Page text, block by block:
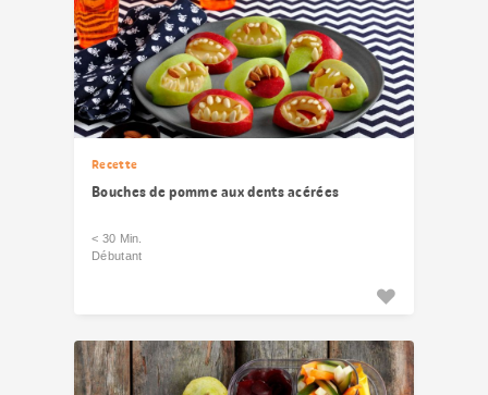
Recette
Bouches de pomme aux dents acérées
< 30 Min.
Débutant